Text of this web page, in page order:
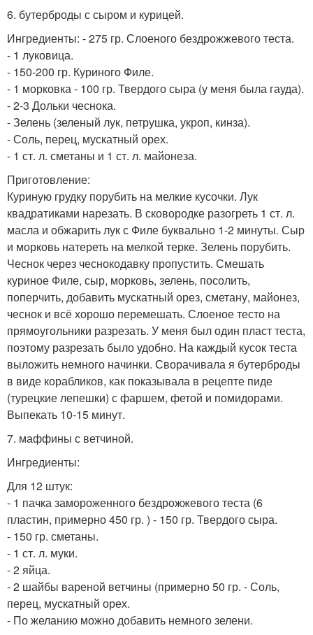
6. бутерброды с сыром и курицей.
Ингредиенты: - 275 гр. Слоеного бездрожжевого теста.
- 1 луковица.
- 150-200 гр. Куриного Филе.
- 1 морковка - 100 гр. Твердого сыра (у меня была гауда).
- 2-3 Дольки чеснока.
- Зелень (зеленый лук, петрушка, укроп, кинза).
- Соль, перец, мускатный орех.
- 1 ст. л. сметаны и 1 ст. л. майонеза.
Приготовление:
Куриную грудку порубить на мелкие кусочки. Лук
квадратиками нарезать. В сковородке разогреть 1 ст. л.
масла и обжарить лук с Филе буквально 1-2 минуты. Сыр
и морковь натереть на мелкой терке. Зелень порубить.
Чеснок через чеснокодавку пропустить. Смешать
куриное Филе, сыр, морковь, зелень, посолить,
поперчить, добавить мускатный орез, сметану, майонез,
чеснок и всё хорошо перемешать. Слоеное тесто на
прямоугольники разрезать. У меня был один пласт теста,
поэтому разрезать было удобно. На каждый кусок теста
выложить немного начинки. Сворачивала я бутерброды
в виде корабликов, как показывала в рецепте пиде
(турецкие лепешки) с фаршем, фетой и помидорами.
Выпекать 10-15 минут.
7. маффины с ветчиной.
Ингредиенты:
Для 12 штук:
- 1 пачка замороженного бездрожжевого теста (6
пластин, примерно 450 гр. ) - 150 гр. Твердого сыра.
- 150 гр. сметаны.
- 1 ст. л. муки.
- 2 яйца.
- 2 шайбы вареной ветчины (примерно 50 гр. - Соль,
перец, мускатный орех.
- По желанию можно добавить немного зелени.